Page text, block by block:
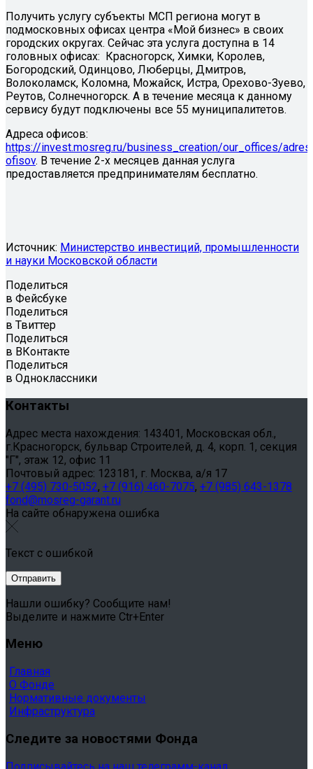
Получить услугу субъекты МСП региона могут в
подмосковных офисах центра «Мой бизнес» в своих
городских округах. Сейчас эта услуга доступна в 14
головных офисах: Красногорск, Химки, Королев,
Богородский, Одинцово, Люберцы, Дмитров,
Волоколамск, Коломна, Можайск, Истра, Орехово-Зуево,
Реутов, Солнечногорск. А в течение месяца к данному
сервису будут подключены все 55 муниципалитетов.
Адреса офисов:
https://invest.mosreg.ru/business_creation/our_offices/
ofisov. В течение 2-х месяцев данная услуга
предоставляется предпринимателям бесплатно.
Источник: Министерство инвестиций, промышленности
и науки Московской области
Поделиться
в Фейсбуке
Поделиться
в Твиттер
Поделиться
в ВКонтакте
Поделиться
в Одноклассники
Контакты
Адрес места нахождения: 143401, Московская обл.,
г.Красногорск, бульвар Строителей, д. 4, корп. 1, секция
"Г", этаж 12, офис 11
Почтовый адрес: 123181, г. Москва, а/я 17
+7 (495) 730-5052, +7 (916) 460-7075, +7 (985) 643-1378
fond@mosreg-garant.ru
На сайте обнаружена ошибка
Текст с ошибкой
Нашли ошибку? Сообщите нам!
Выделите и нажмите Ctr+Enter
Меню
Главная
О Фонде
Нормативные документы
Инфраструктура
Следите за новостями Фонда
Подписывайтесь на наш телеграмм-канал